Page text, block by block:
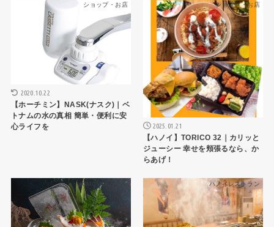
ショップ・お店
2020.10.22
【ホーチミン】NASK(ナスク)｜ベ
トナムの水の真相 簡単・便利に安
心ライフを
ショップ・お店
2025.01.21
【ハノイ】TORICO 32｜カリッと
ジューシー 幸せを頬張るなら、か
らあげ！
HCMCレストラン ハノイレストラン